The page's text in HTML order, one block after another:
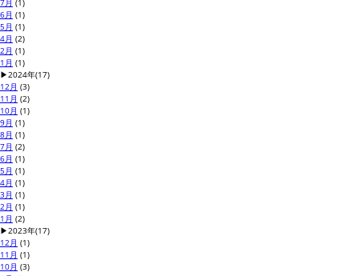
7月 (1)
6月 (1)
5月 (1)
4月 (2)
2月 (1)
1月 (1)
▶2024年(17)
12月 (3)
11月 (2)
10月 (1)
9月 (1)
8月 (1)
7月 (2)
6月 (1)
5月 (1)
4月 (1)
3月 (1)
2月 (1)
1月 (2)
▶2023年(17)
12月 (1)
11月 (1)
10月 (3)